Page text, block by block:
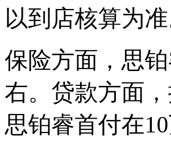
以到店核算为准
保险方面，思
右。贷款方面
思铂睿首付在